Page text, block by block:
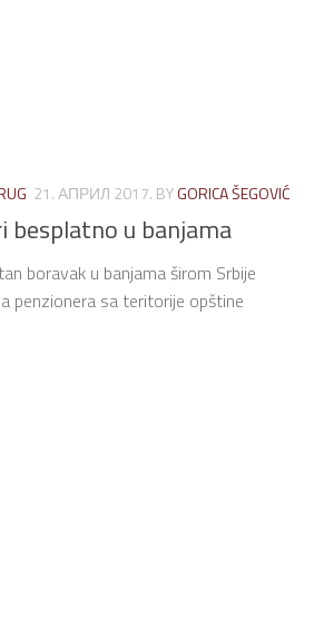
21. АПРИЛ 2017. BYGORICA ŠEGOVIĆ
besplatno u banjama
boravak u banjama širom Srbije
penzionera sa teritorije opštine